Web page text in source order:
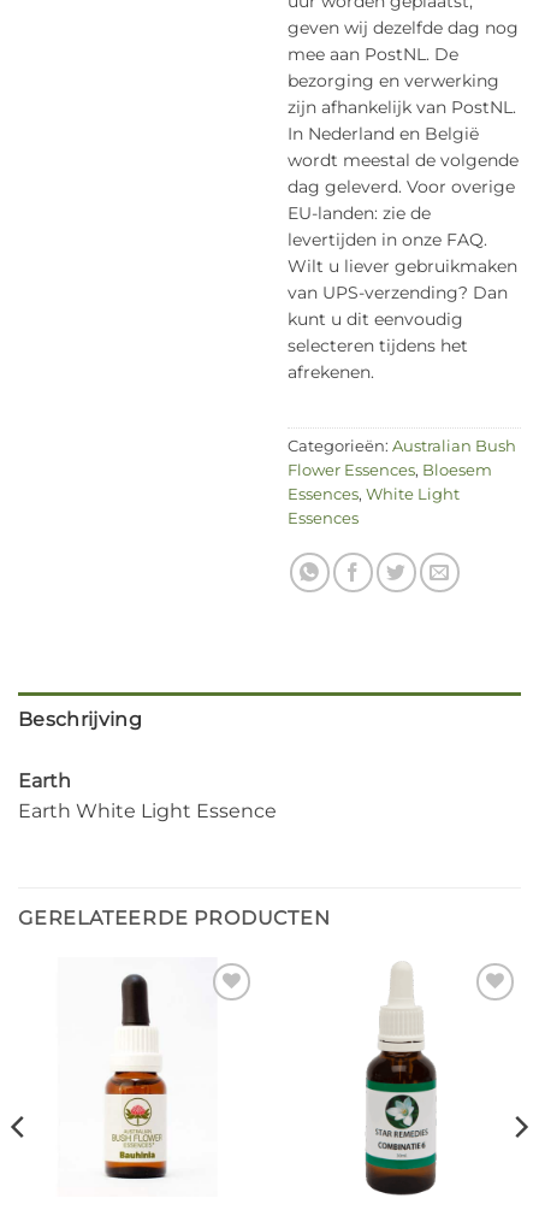
geven wij dezelfde dag nog
mee aan PostNL. De
bezorging en verwerking
zijn afhankelijk van PostNL.
In Nederland en België
wordt meestal de volgende
dag geleverd. Voor overige
EU-landen: zie de
levertijden in onze FAQ.
Wilt u liever gebruikmaken
van UPS-verzending? Dan
kunt u dit eenvoudig
selecteren tijdens het
afrekenen.
Categorieën: Australian Bush
Flower Essences, Bloesem
Essences, White Light
Essences
Beschrijving
Earth
Earth White Light Essence
GERELATEERDE PRODUCTEN